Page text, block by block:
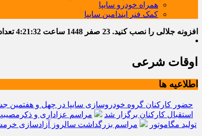
همراه خودرو سایپا
کمک فنر ایندامین سایپا
افزونه جلالی را نصب کنید. 23 صفر 1448 ساعت 4:21:33
اوقات شرعی
اطلاعیه ها
حضور کارکنان گروه خودروسازی سایپا در چهل و هفتمین
استقبال کارکنان برگزار شد
مراسم عزاداری و
تولید مگاموتور
مراسم بزرگداشت سالروز آزادسازی